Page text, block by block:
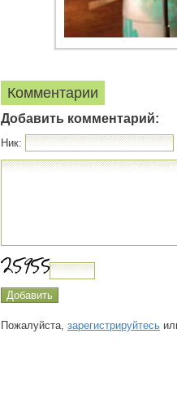
Комментарии
Добавить комментарий:
Ник:
Пожалуйста, зарегистрируйтесь